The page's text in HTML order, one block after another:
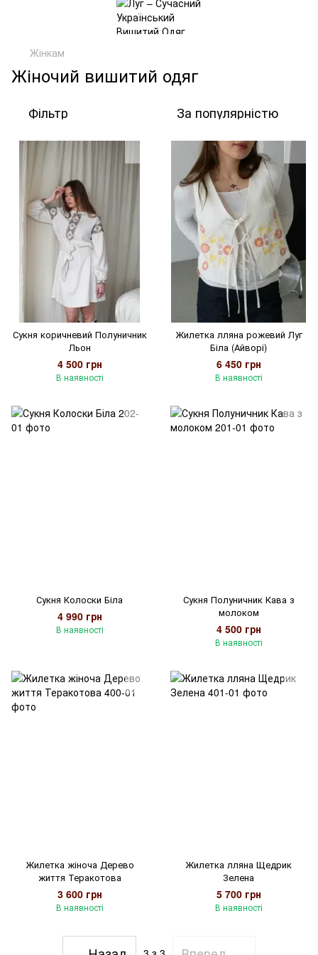
Жінкам
Жіночий вишитий одяг
Фільтр За популярністю
Сукня коричневий Полуничник
Льон
4 500 грн
В наявності
Жилетка лляна рожевий Луг
Біла (Айворі)
6 450 грн
В наявності
Сукня Колоски Біла
4 990 грн
В наявності
Сукня Полуничник Кава з
молоком
4 500 грн
В наявності
Жилетка жіноча Дерево
життя Теракотова
3 600 грн
В наявності
Жилетка лляна Щедрик
Зелена
5 700 грн
В наявності